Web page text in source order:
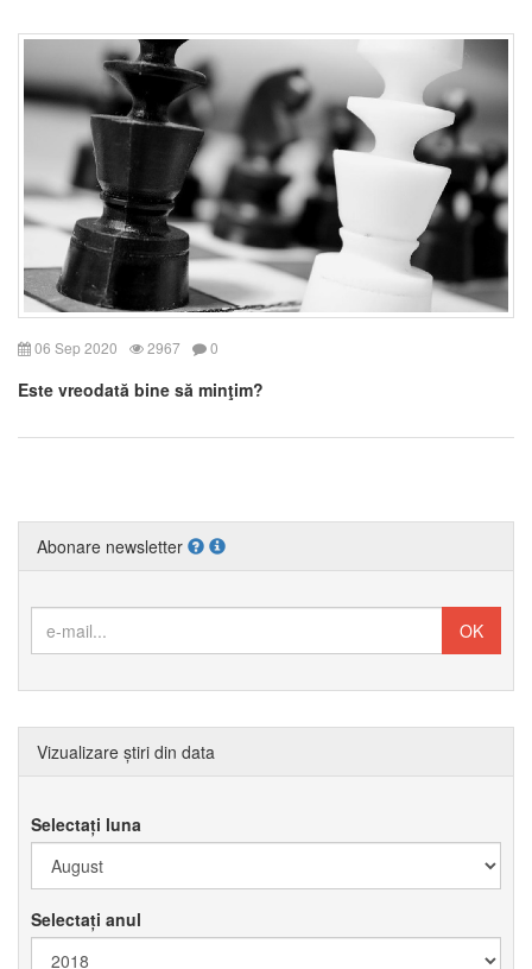
06 Sep 2020 2967 0
Este vreodată bine să minţim?
Abonare newsletter
Vizualizare știri din data
Selectați luna
Selectați anul